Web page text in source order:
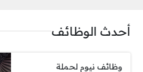
أحدث الوظائف
وظائف نيوم لحملة